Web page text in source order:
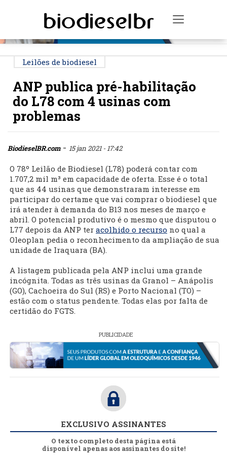
Toggle
Leilões de biodiesel
ANP publica pré-habilitação
do L78 com 4 usinas com
problemas
BiodieselBR.com- 15 jan 2021 - 17:42
O 78º Leilão de Biodiesel (L78) poderá contar com
1.707,2 mil m³ em capacidade de oferta. Esse é o total
que as 44 usinas que demonstraram interesse em
participar do certame que vai comprar o biodiesel que
irá atender à demanda do B13 nos meses de março e
abril. O potencial produtivo é o mesmo que disputou o
L77 depois da ANP ter acolhido o recurso no qual a
Oleoplan pedia o reconhecimento da ampliação de sua
unidade de Iraquara (BA).
A listagem publicada pela ANP inclui uma grande
incógnita. Todas as três usinas da Granol – Anápolis
(GO), Cachoeira do Sul (RS) e Porto Nacional (TO) –
estão com o status pendente. Todas elas por falta de
certidão do FGTS.
PUBLICIDADE
EXCLUSIVO ASSINANTES
O texto completo desta página está
disponível apenas aos assinantes do site!